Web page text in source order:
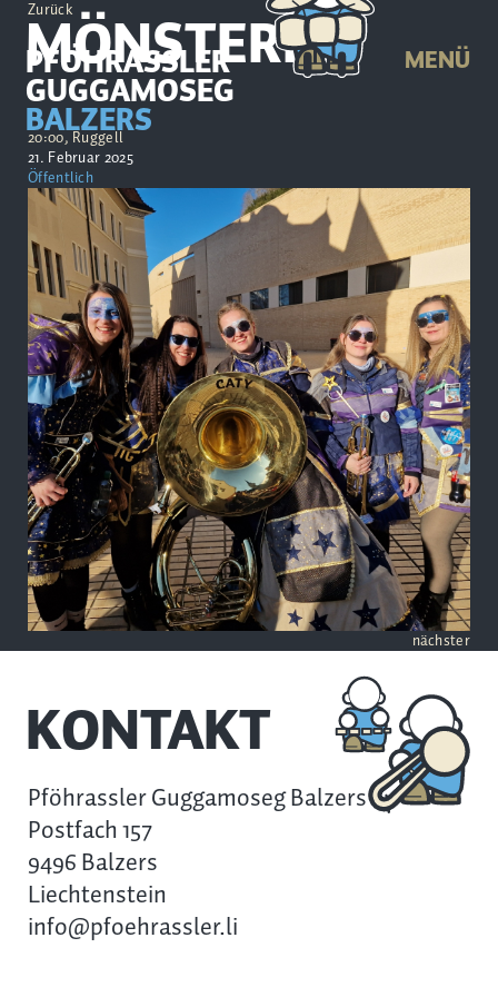
PFÖHRASSLER
GUGGAMOSEG
BALZERS
MENÜ
Zurück
MÖNSTERLE
20:00, Ruggell
21. Februar 2025
Öffentlich
nächster
KONTAKT
Pföhrassler Guggamoseg Balzers
Postfach 157
9496 Balzers
Liechtenstein
info@pfoehrassler.li